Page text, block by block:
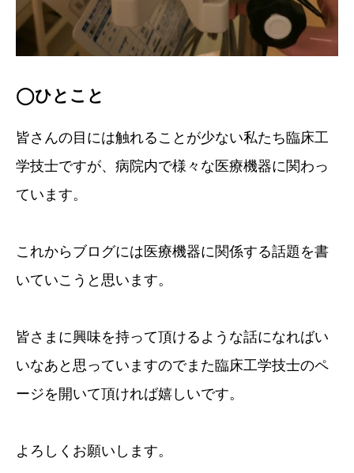
◯ひとこと
皆さんの目には触れることが少ない私たち臨床工
学技士ですが、病院内で様々な医療機器に関わっ
ています。
これからブログには医療機器に関係する話題を書
いていこうと思います。
皆さまに興味を持って頂けるような話になればい
いなあと思っていますのでまた臨床工学技士のペ
ージを開いて頂ければ嬉しいです。
よろしくお願いします。